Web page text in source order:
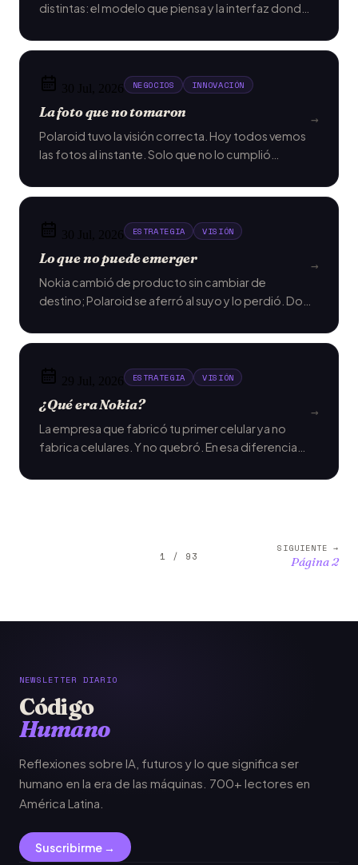
distintas: el modelo que piensa y la interfaz donde
30 Jul, 2026 NEGOCIOS INNOVACIÓN
La foto que no tomaron
Polaroid tuvo la visión correcta. Hoy todos vemos
las fotos al instante. Solo que no lo cumplió
→
30 Jul, 2026 ESTRATEGIA VISIÓN
Lo que no puede emerger
Nokia cambió de producto sin cambiar de
destino; Polaroid se aferró al suyo y lo perdió. Dos
norte.
→
29 Jul, 2026 ESTRATEGIA VISIÓN
¿Qué era Nokia?
La empresa que fabricó tu primer celular ya no
fabrica celulares. Y no quebró. En esa diferencia
→
1 / 93
SIGUIENTE →
Página 2
NEWSLETTER DIARIO
Código
Humano
Reflexiones sobre IA, futuros y lo que significa ser
humano en la era de las máquinas. 700+ lectores en
América Latina.
Suscribirme →